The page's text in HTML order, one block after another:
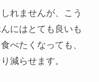
れませんが、こう
にはとても良いも
べたくなっても、
減らせます。